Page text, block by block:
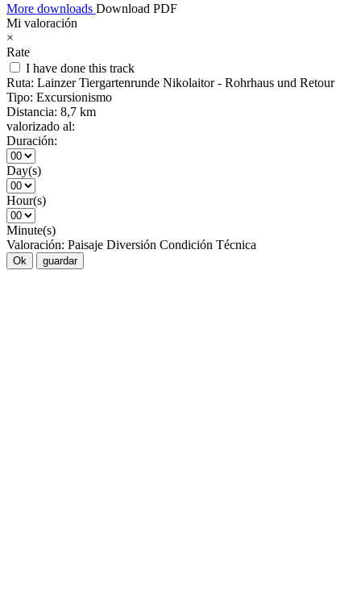
More downloads Download PDF
Mi valoración
×
Rate
I have done this track
Ruta: Lainzer Tiergartenrunde Nikolaitor - Rohrhaus und Retour
Tipo: Excursionismo
Distancia: 8,7 km
valorizado al:
Duración:
Day(s)
Hour(s)
Minute(s)
Valoración: Paisaje Diversión Condición Técnica
Ok guardar